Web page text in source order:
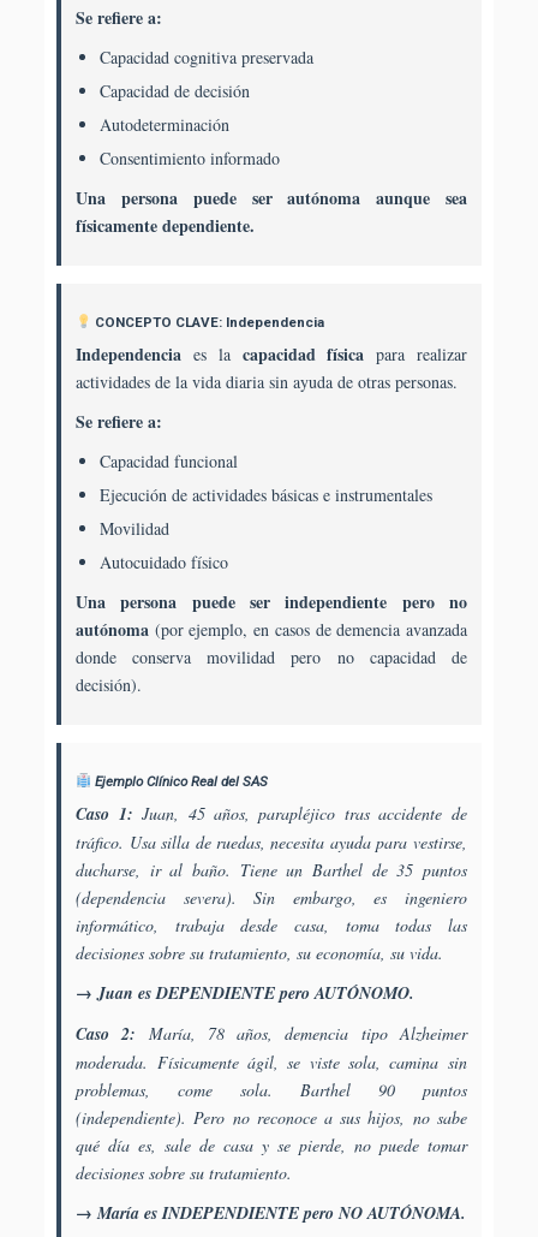
Se refiere a:
Capacidad cognitiva preservada
Capacidad de decisión
Autodeterminación
Consentimiento informado
Una persona puede ser autónoma aunque sea
físicamente dependiente.
CONCEPTO CLAVE: Independencia
Independencia es la capacidad física para realizar
actividades de la vida diaria sin ayuda de otras personas.
Se refiere a:
Capacidad funcional
Ejecución de actividades básicas e instrumentales
Movilidad
Autocuidado físico
Una persona puede ser independiente pero no
autónoma (por ejemplo, en casos de demencia avanzada
donde conserva movilidad pero no capacidad de
decisión).
Ejemplo Clínico Real del SAS
Caso 1: Juan, 45 años, parapléjico tras accidente de
tráfico. Usa silla de ruedas, necesita ayuda para vestirse,
ducharse, ir al baño. Tiene un Barthel de 35 puntos
(dependencia severa). Sin embargo, es ingeniero
informático, trabaja desde casa, toma todas las
decisiones sobre su tratamiento, su economía, su vida.
→ Juan es DEPENDIENTE pero AUTÓNOMO.
Caso 2: María, 78 años, demencia tipo Alzheimer
moderada. Físicamente ágil, se viste sola, camina sin
problemas, come sola. Barthel 90 puntos
(independiente). Pero no reconoce a sus hijos, no sabe
qué día es, sale de casa y se pierde, no puede tomar
decisiones sobre su tratamiento.
→ María es INDEPENDIENTE pero NO AUTÓNOMA.